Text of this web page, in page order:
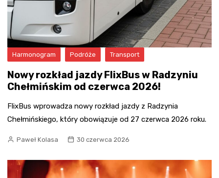
Harmonogram Podróże Transport
Nowy rozkład jazdy FlixBus w Radzyniu
Chełmińskim od czerwca 2026!
FlixBus wprowadza nowy rozkład jazdy z Radzynia
Chełmińskiego, który obowiązuje od 27 czerwca 2026 roku.
Paweł Kolasa 30 czerwca 2026